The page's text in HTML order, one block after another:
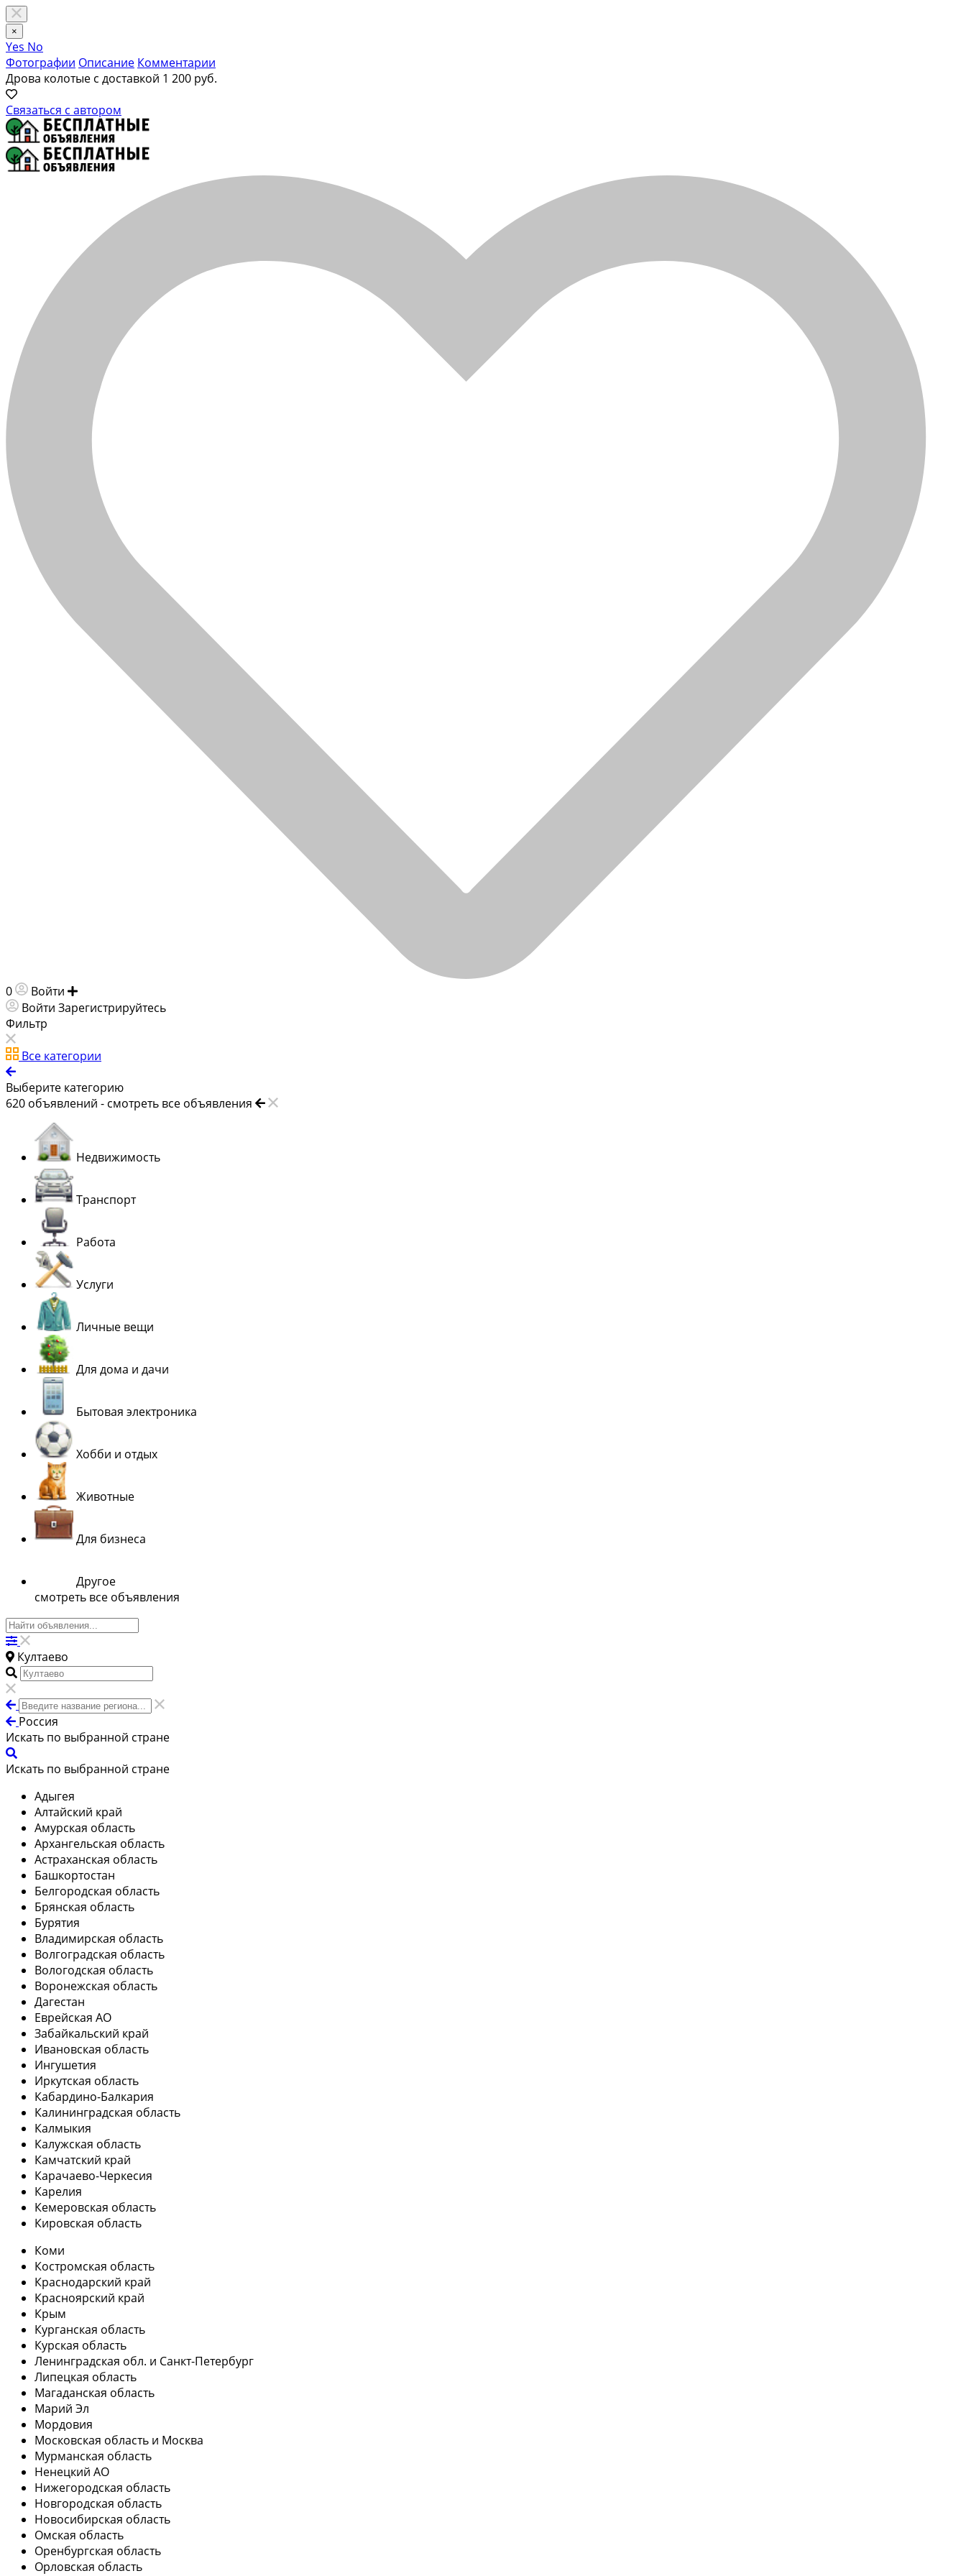
×
Yes No
Фотографии Описание Комментарии
Дрова колотые с доставкой 1 200 руб.
Связаться с автором
0 Войти
Войти Зарегистрируйтесь
Фильтр
Все категории
Выберите категорию
620 объявлений - смотреть все объявления
Недвижимость
Транспорт
Работа
Услуги
Личные вещи
Для дома и дачи
Бытовая электроника
Хобби и отдых
Животные
Для бизнеса
Другое
смотреть все объявления
Култаево
Россия
Искать по выбранной стране
Искать по выбранной стране
Адыгея
Алтайский край
Амурская область
Архангельская область
Астраханская область
Башкортостан
Белгородская область
Брянская область
Бурятия
Владимирская область
Волгоградская область
Вологодская область
Воронежская область
Дагестан
Еврейская АО
Забайкальский край
Ивановская область
Ингушетия
Иркутская область
Кабардино-Балкария
Калининградская область
Калмыкия
Калужская область
Камчатский край
Карачаево-Черкесия
Карелия
Кемеровская область
Кировская область
Коми
Костромская область
Краснодарский край
Красноярский край
Крым
Курганская область
Курская область
Ленинградская обл. и Санкт-Петербург
Липецкая область
Магаданская область
Марий Эл
Мордовия
Московская область и Москва
Мурманская область
Ненецкий АО
Нижегородская область
Новгородская область
Новосибирская область
Омская область
Оренбургская область
Орловская область